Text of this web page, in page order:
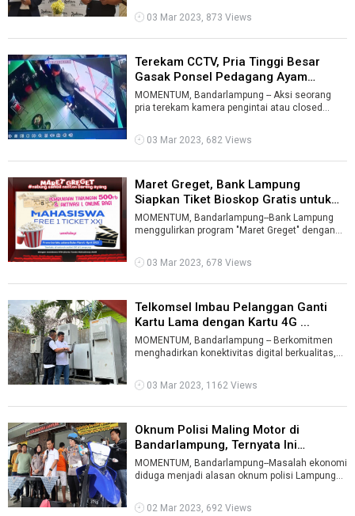
...
03 Mar 2023, 873 Views
Terekam CCTV, Pria Tinggi Besar
Gasak Ponsel Pedagang Ayam
Geprek ...
MOMENTUM, Bandarlampung -- Aksi seorang
pria terekam kamera pengintai atau closed
03 Mar 2023, 682 Views
Maret Greget, Bank Lampung
Siapkan Tiket Bioskop Gratis untuk
Mah ...
MOMENTUM, Bandarlampung--Bank Lampung
menggulirkan program "Maret Greget" dengan
03 Mar 2023, 678 Views
Telkomsel Imbau Pelanggan Ganti
Kartu Lama dengan Kartu 4G ...
MOMENTUM, Bandarlampung -- Berkomitmen
menghadirkan konektivitas digital berkualitas,
03 Mar 2023, 1162 Views
Oknum Polisi Maling Motor di
Bandarlampung, Ternyata Ini
Alasanny ...
MOMENTUM, Bandarlampung--Masalah ekonomi
diduga menjadi alasan oknum polisi Lampung
02 Mar 2023, 692 Views